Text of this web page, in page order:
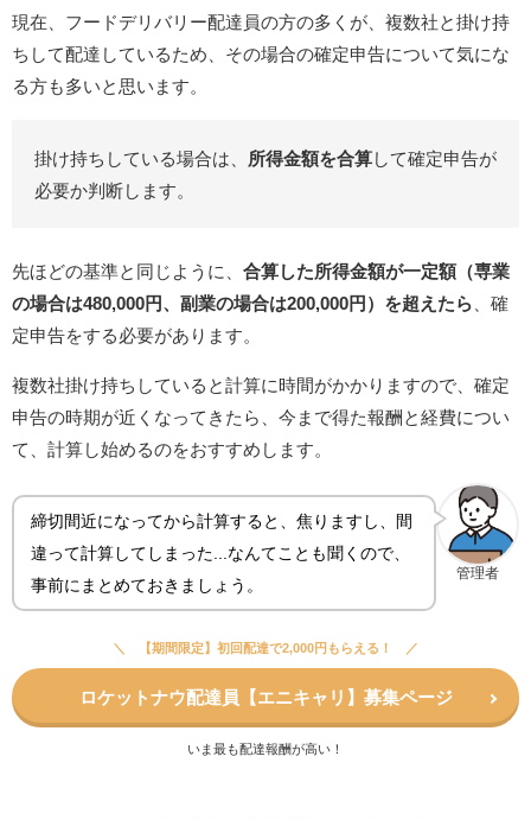
現在、フードデリバリー配達員の方の多くが、複数社と掛け持
ちして配達しているため、その場合の確定申告について気にな
る方も多いと思います。
掛け持ちしている場合は、 所得金額を合算して確定申告が
必要か判断します。
先ほどの基準と同じように、 合算した所得金額が一定額（専業
の場合は480,000円、副業の場合は200,000円）を超えたら 、確
定申告をする必要があります。
複数社掛け持ちしていると計算に時間がかかりますので、確定
申告の時期が近くなってきたら、今まで得た報酬と経費につい
て、計算し始めるのをおすすめします。
管理者
締切間近になってから計算すると、焦りますし、間
違って計算してしまった...なんてことも聞くので、
事前にまとめておきましょう。
【期間限定】初回配達で2,000円もらえる！
ロケットナウ配達員【エニキャリ】 募集ページ
いま最も配達報酬が高い！